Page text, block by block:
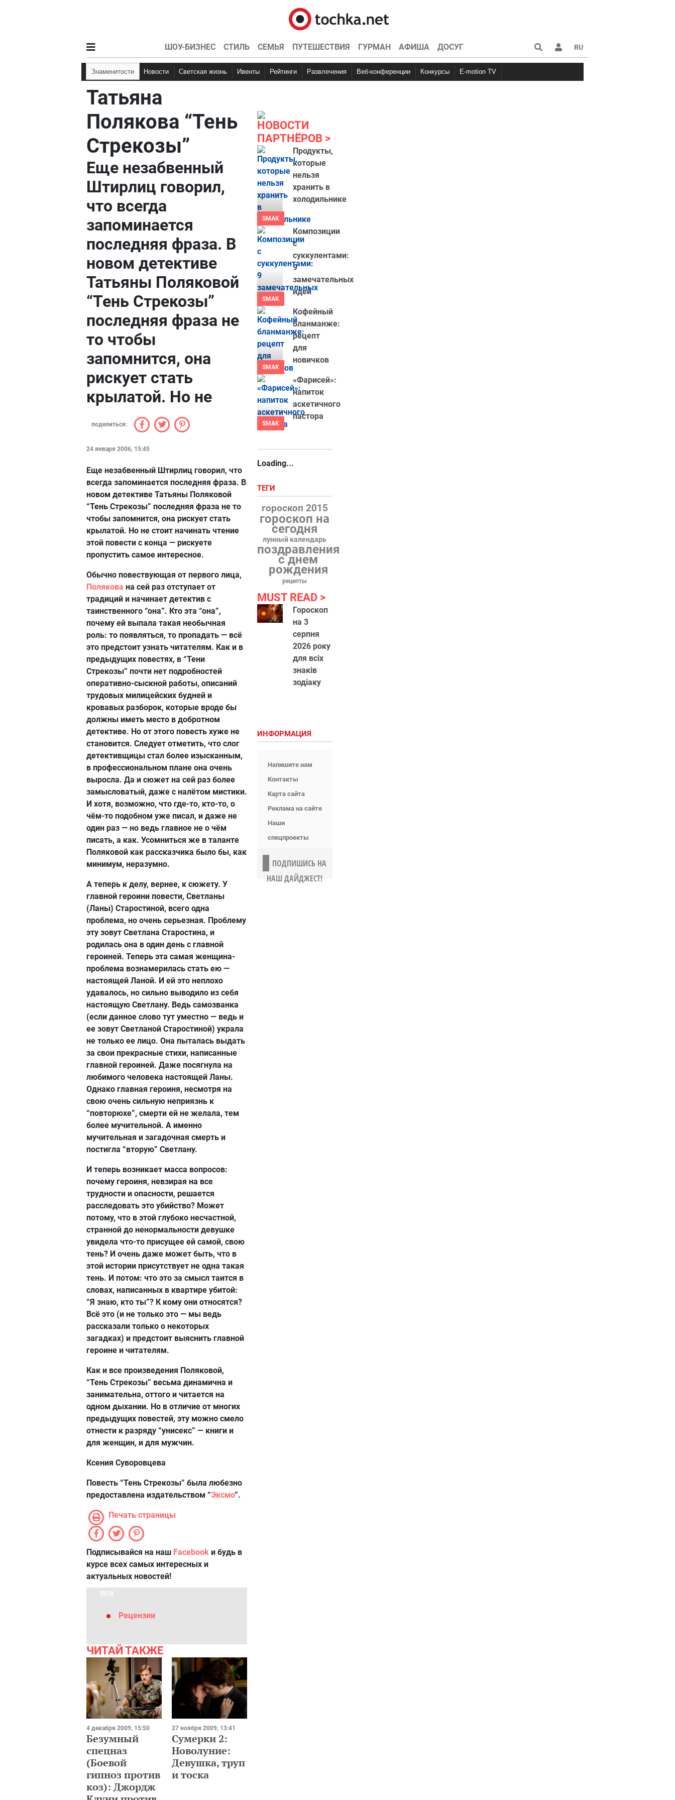
ШОУ-БИЗНЕС СТИЛЬ СЕМЬЯ ПУТЕШЕСТВИЯ ГУРМАН АФИША ДОСУГ RU
Знаменитости Новости Светская жизнь Ивенты Рейтинги Развлечения Веб-конференции Конкурсы E-motion TV
Татьяна
Полякова “Тень
Стрекозы”
Еще незабвенный
Штирлиц говорил,
что всегда
запоминается
последняя фраза. В
новом детективе
Татьяны Поляковой
“Тень Стрекозы”
последняя фраза не
то чтобы
запомнится, она
рискует стать
крылатой. Но не
поделиться:
24 января 2006, 15:45
Еще незабвенный Штирлиц говорил, что
всегда запоминается последняя фраза. В
новом детективе Татьяны Поляковой
“Тень Стрекозы” последняя фраза не то
чтобы запомнится, она рискует стать
крылатой. Но не стоит начинать чтение
этой повести с конца — рискуете
пропустить самое интересное.
Обычно повествующая от первого лица,
Полякова на сей раз отступает от
традиций и начинает детектив с
таинственного “она”. Кто эта “она”,
почему ей выпала такая необычная
роль: то появляться, то пропадать — всё
это предстоит узнать читателям. Как и в
предыдущих повестях, в “Тени
Стрекозы” почти нет подробностей
оперативно-сыскной работы, описаний
трудовых милицейских будней и
кровавых разборок, которые вроде бы
должны иметь место в добротном
детективе. Но от этого повесть хуже не
становится. Следует отметить, что слог
детективщицы стал более изысканным,
в профессиональном плане она очень
выросла. Да и сюжет на сей раз более
замысловатый, даже с налётом мистики.
И хотя, возможно, что где-то, кто-то, о
чём-то подобном уже писал, и даже не
один раз — но ведь главное не о чём
писать, а как. Усомниться же в таланте
Поляковой как рассказчика было бы, как
минимум, неразумно.
А теперь к делу, вернее, к сюжету. У
главной героини повести, Светланы
(Ланы) Старостиной, всего одна
проблема, но очень серьезная. Проблему
эту зовут Светлана Старостина, и
родилась она в один день с главной
героиней. Теперь эта самая женщина-
проблема вознамерилась стать ею —
настоящей Ланой. И ей это неплохо
удавалось, но сильно выводило из себя
настоящую Светлану. Ведь самозванка
(если данное слово тут уместно — ведь и
ее зовут Светланой Старостиной) украла
не только ее лицо. Она пыталась выдать
за свои прекрасные стихи, написанные
главной героиней. Даже посягнула на
любимого человека настоящей Ланы.
Однако главная героиня, несмотря на
свою очень сильную неприязнь к
“повторюхе”, смерти ей не желала, тем
более мучительной. А именно
мучительная и загадочная смерть и
постигла “вторую” Светлану.
И теперь возникает масса вопросов:
почему героиня, невзирая на все
трудности и опасности, решается
расследовать это убийство? Может
потому, что в этой глубоко несчастной,
странной до ненормальности девушке
увидела что-то присущее ей самой, свою
тень? И очень даже может быть, что в
этой истории присутствует не одна такая
тень. И потом: что это за смысл таится в
словах, написанных в квартире убитой:
“Я знаю, кто ты”? К кому они относятся?
Всё это (и не только это — мы ведь
рассказали только о некоторых
загадках) и предстоит выяснить главной
героине и читателям.
Как и все произведения Поляковой,
“Тень Стрекозы” весьма динамична и
занимательна, оттого и читается на
одном дыхании. Но в отличие от многих
предыдущих повестей, эту можно смело
отнести к разряду “унисекс” — книги и
для женщин, и для мужчин.
Ксения Суворовцева
Повесть “Тень Стрекозы” была любезно
предоставлена издательством “Эксмо”.
Печать страницы
Подписывайся на наш Facebook и будь в
курсе всех самых интересных и
актуальных новостей!
ТЕГИ
Рецензии
ЧИТАЙ ТАКЖЕ
4 декабря 2009, 15:50
Безумный
спецназ
(Боевой
гипноз против
коз): Джордж
27 ноября 2009, 13:41
Сумерки 2:
Новолуние:
Девушка, труп
и тоска
НОВОСТИ
ПАРТНЁРОВ
SMAK
Продукты,
которые
нельзя
хранить в
холодильнике
SMAK
Композиции
с
суккулентами:
9
замечательных
идей
SMAK
Кофейный
бланманже:
рецепт
для
новичков
SMAK
«Фарисей»:
напиток
аскетичного
пастора
Loading...
ТЕГИ
гороскоп 2015
гороскоп на
сегодня
лунный календарь
поздравления
с днем
рождения
рецепты
MUST READ
Гороскоп
на 3
серпня
2026 року
для всіх
знаків
зодіаку
ИНФОРМАЦИЯ
Напишите нам
Контакты
Карта сайта
Реклама на сайте
Наши
спецпроекты
ПОДПИШИСЬ НА
НАШ ДАЙДЖЕСТ!